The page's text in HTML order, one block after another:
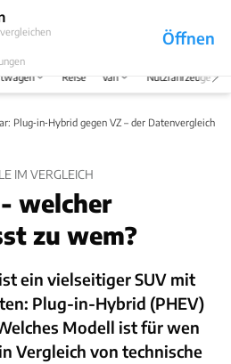
Öffnen
Abo
Menü
Reise Van Nutzfahrzeuge
Plug‑in‑Hybrid gegen VZ – der Datenvergleich
IM VERGLEICH
welcher
zu wem?
ein vielseitiger SUV mit
Plug-in-Hybrid (PHEV)
Modell ist für wen
Vergleich von technische